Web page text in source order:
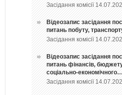
Засідання комісії
Відеозапис засідання
питань побуту,
Засідання комісії
Відеозапис засідання
питань фінансів,
соціально-
Засідання комісії